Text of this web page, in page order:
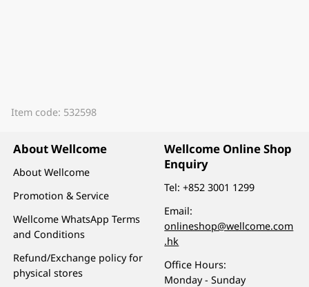
Item code: 532598
About Wellcome
About Wellcome
Promotion & Service
Wellcome WhatsApp Terms
and Conditions
Refund/Exchange policy for
physical stores
Wellcome Online Shop
Enquiry
Tel:+852 3001 1299
Email:
onlineshop@wellcome.com
.hk
Office Hours:
Monday - Sunday